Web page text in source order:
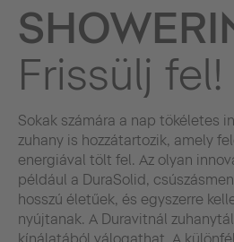
Frissülj fel!
Sokak számára a nap tökéletes
zuhany is hozzátartozik, amely
energiával tölt fel. Az olyan
például a DuraSolid,
hosszú életűek, és egyszerre
nyújtanak. A Duravitnál
kínálatából válogathat. A